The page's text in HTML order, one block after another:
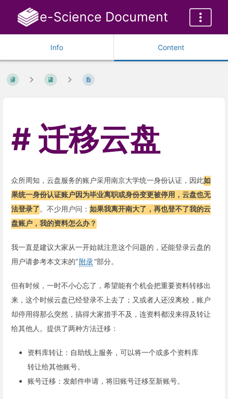
e-Science Document
Info Content
迁移云盘
众所周知，云盘服务的账户采用南京大学统一身份认证，因此如
果统一身份认证账户因为毕业离职或身份变更被停用，云盘也无
法登录了。不少用户问： 如果我离开南大了，再也登不了我的云
盘账户，我的资料怎么办？
我一直是建议大家从一开始就注意这个问题的，还能登录云盘的
用户请参考本文末的“附录”部分。
但有时候，一时不小心忘了，希望能有个机会把重要资料转移出
来，这个时候云盘已经登录不上去了；又或者人还没离校，账户
却停用得那么突然，搞得大家措手不及，连资料都没来得及转让
给其他人。提供了两种方法迁移：
资料库转让：自助线上服务，可以将一个或多个资料库
转让给其他账号。
账号迁移：发邮件申请，将旧账号迁移至新账号。